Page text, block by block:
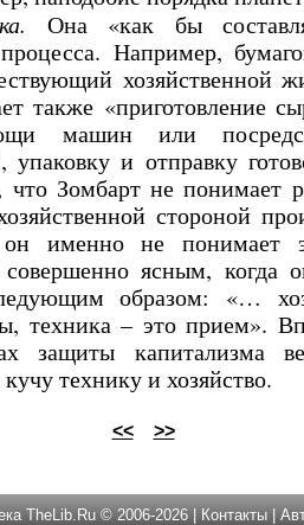
Она «как бы
Например,
хозяйственной
также «приготовление
машин или
упаковку и отправку
что Зомбарт не понимает
стороной
именно не понимает
совершенно ясным, когда
образом: «…
техника – это прием».
защиты капитализма
технику и хозяйство.
<< >>
TheLib.Ru © 2006-2026 | Контакты |